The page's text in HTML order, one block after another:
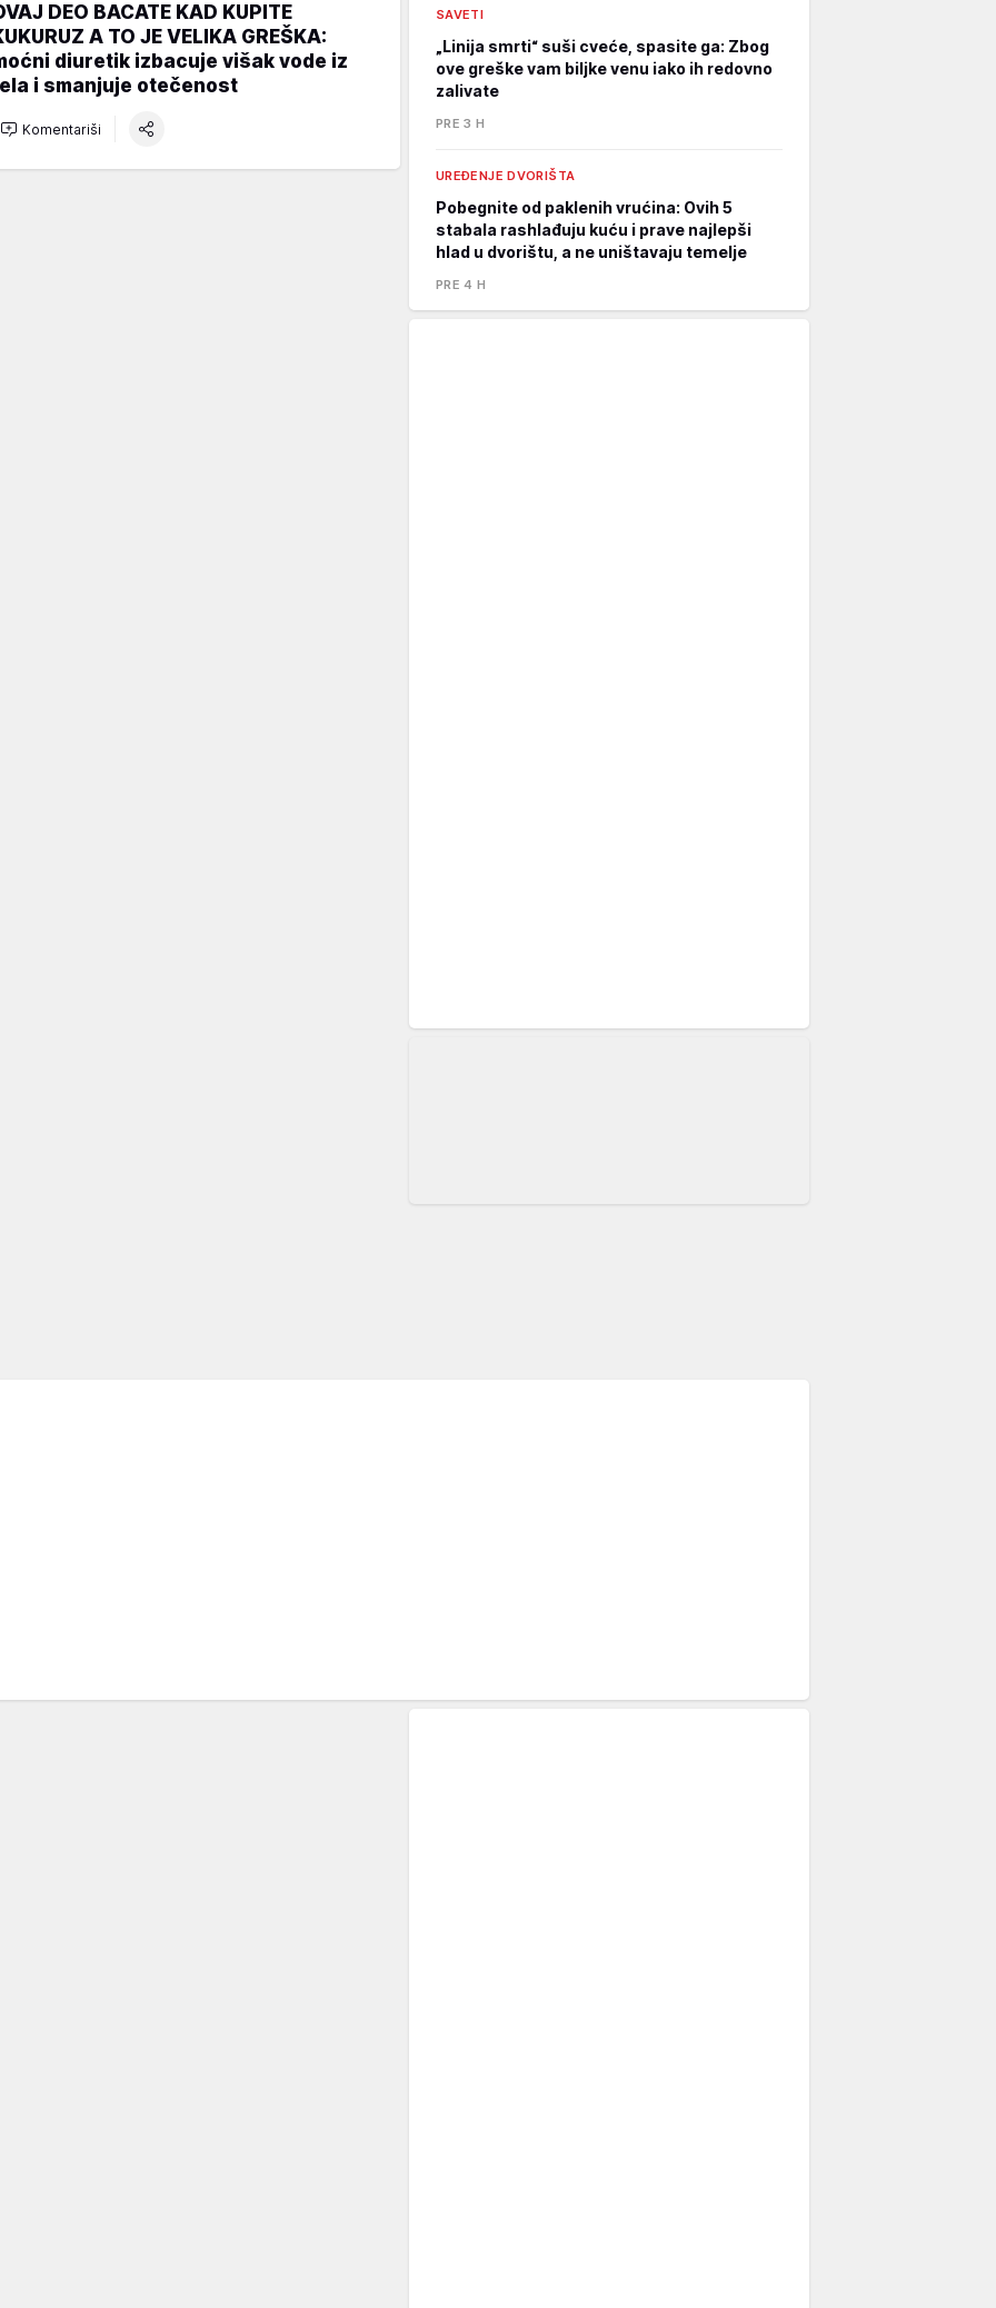
DEO BACATE KAD KUPITE
A TO JE VELIKA GREŠKA:
diuretik izbacuje višak vode iz
i smanjuje otečenost
Komentariši
SAVETI
„Linija smrti“ suši cveće, spasite ga: Zbog
ove greške vam biljke venu iako ih redovno
zalivate
PRE 3 H
UREĐENJE DVORIŠTA
Pobegnite od paklenih vrućina: Ovih 5
stabala rashlađuju kuću i prave najlepši
hlad u dvorištu, a ne uništavaju temelje
PRE 4 H